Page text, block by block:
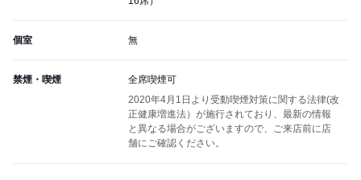
個室 無
禁煙・喫煙
全席喫煙可
2020年4月1日より受動喫煙対策に関する法律(改
正健康増進法）が施行されており、最新の情報
と異なる場合がございますので、ご来店前に店
舗にご確認ください。